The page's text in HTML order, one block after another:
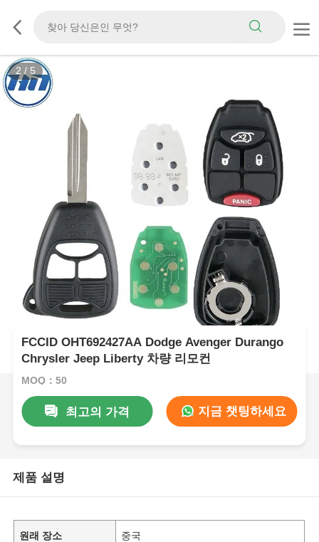
2 / 5
FCCID OHT692427AA Dodge Avenger Durango
Chrysler Jeep Liberty 차량 리모컨
MOQ：50
최고의 가격 지금 챗팅하세요
제품 설명
원래 장소 중국